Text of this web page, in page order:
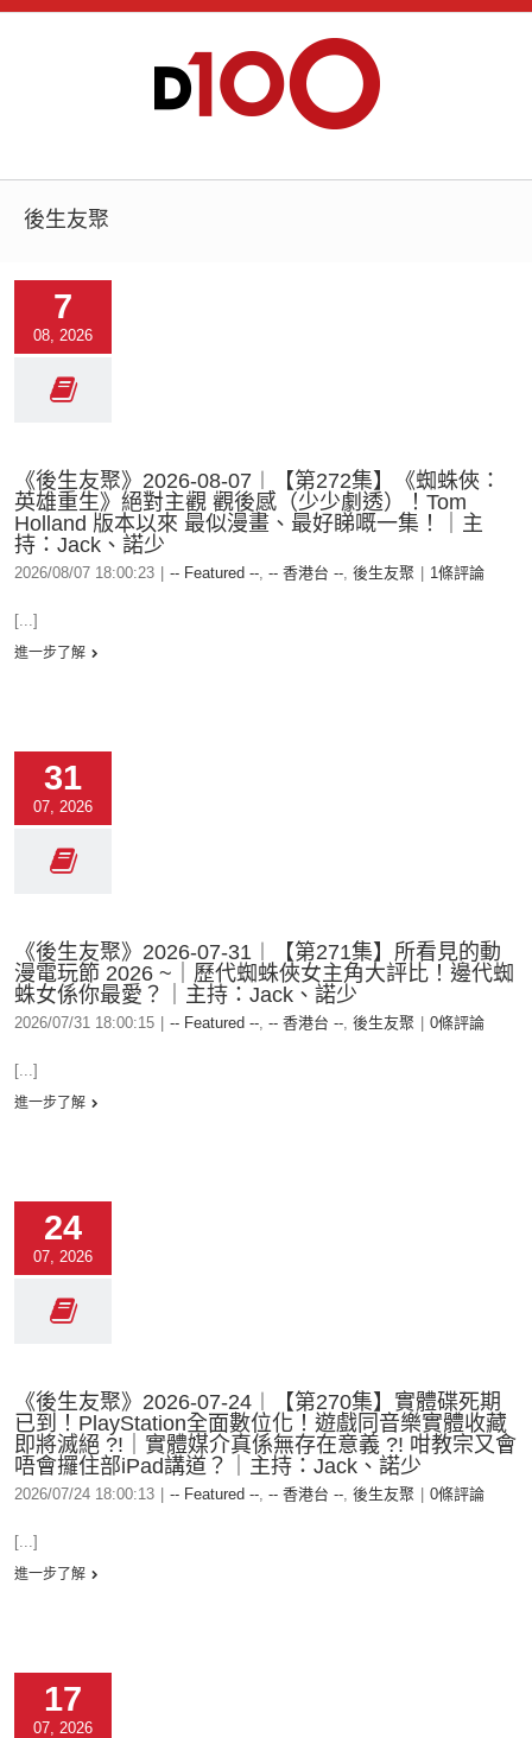
後生友聚
7
08, 2026
《後生友聚》2026-08-07︱【第272集】《蜘蛛俠：
英雄重生》絕對主觀 觀後感（少少劇透）！Tom
Holland 版本以來 最似漫畫、最好睇嘅一集！｜主
持：Jack、諾少
2026/08/07 18:00:23 -- Featured --, -- 香港台 --, 後生友聚 1條評論
[...]
進一步了解
31
07, 2026
《後生友聚》2026-07-31︱【第271集】所看見的動
漫電玩節 2026 ~｜歷代蜘蛛俠女主角大評比！邊代蜘
蛛女係你最愛？｜主持：Jack、諾少
2026/07/31 18:00:15 -- Featured --, -- 香港台 --, 後生友聚 0條評論
[...]
進一步了解
24
07, 2026
《後生友聚》2026-07-24︱【第270集】實體碟死期
已到！PlayStation全面數位化！遊戲同音樂實體收藏
即將滅絕 ?!｜實體媒介真係無存在意義 ?! 咁教宗又會
唔會攞住部iPad講道？｜主持：Jack、諾少
2026/07/24 18:00:13 -- Featured --, -- 香港台 --, 後生友聚 0條評論
[...]
進一步了解
17
07, 2026